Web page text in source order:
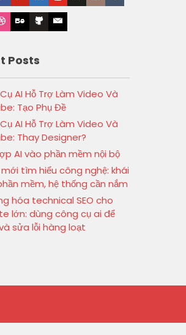
Posts
AI Hỗ Trợ Làm Video Và
Tạo Phụ Đề
AI Hỗ Trợ Làm Video Và
Thay Designer?
AI vào phần mềm nội bộ
tìm hiểu công nghệ: khái
mềm, hệ thống cần nắm
hóa technical SEO cho
lớn: dùng công cụ ai để
sửa lỗi hàng loạt